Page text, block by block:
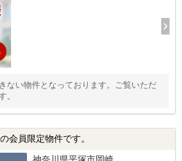
ない物件となっております。ご覧いただ
。
会員限定物件です。